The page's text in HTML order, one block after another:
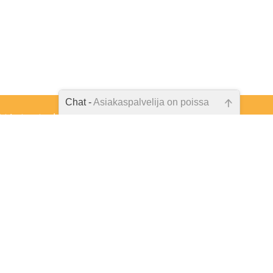
tukea ja
Chat -Asiakaspalvelija on poissa